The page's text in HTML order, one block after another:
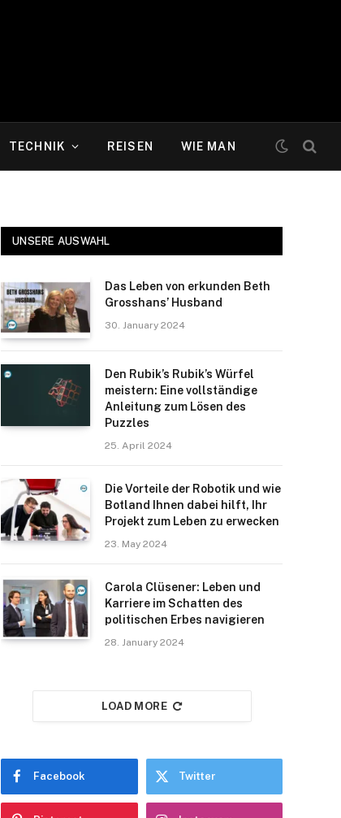
TECHNIK REISEN WIE MAN
UNSERE AUSWAHL
Das Leben von erkunden Beth
Grosshans’ Husband
30. January 2024
Den Rubik’s Rubik’s Würfel
meistern: Eine vollständige
Anleitung zum Lösen des
Puzzles
25. April 2024
Die Vorteile der Robotik und wie
Botland Ihnen dabei hilft, Ihr
Projekt zum Leben zu erwecken
23. May 2024
Carola Clüsener: Leben und
Karriere im Schatten des
politischen Erbes navigieren
28. January 2024
LOAD MORE
Facebook Twitter